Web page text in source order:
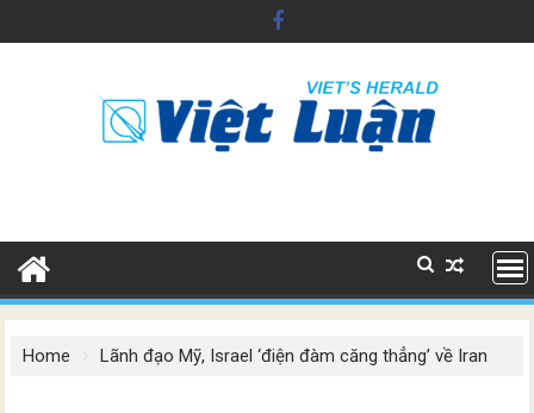
to
Home Lãnh đạo Mỹ, Israel ‘điện đàm căng thẳng’ về Iran